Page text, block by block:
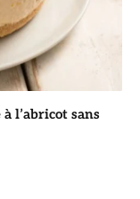
l’abricot sans